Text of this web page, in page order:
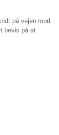
på vejen mod
bevis på at